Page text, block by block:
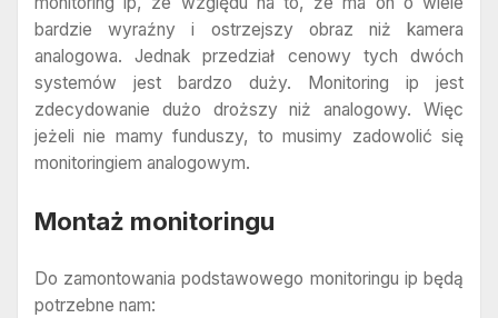
bardzie wyraźny i ostrzejszy obraz niż kamera
analogowa. Jednak przedział cenowy tych dwóch
systemów jest bardzo duży. Monitoring ip jest
zdecydowanie dużo droższy niż analogowy. Więc
jeżeli nie mamy funduszy, to musimy zadowolić się
monitoringiem analogowym.
Montaż monitoringu
Do zamontowania podstawowego monitoringu ip będą
potrzebne nam: